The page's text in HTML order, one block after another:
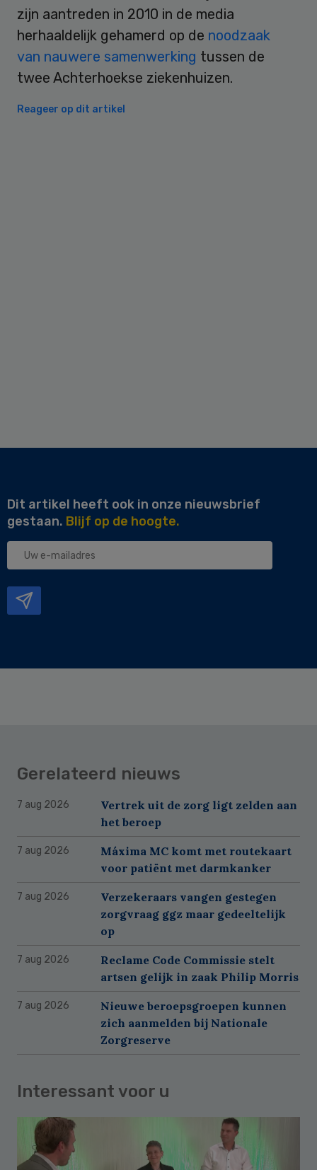
zijn aantreden in 2010 in de media
herhaaldelijk gehamerd op de noodzaak
van nauwere samenwerking tussen de
twee Achterhoekse ziekenhuizen.
Reageer op dit artikel
Dit artikel heeft ook in onze nieuwsbrief
gestaan. Blijf op de hoogte.
Uw
Gerelateerd nieuws
7 aug 2026
Vertrek uit de zorg ligt zelden aan
het beroep
7 aug 2026
Máxima MC komt met routekaart
voor patiënt met darmkanker
7 aug 2026
Verzekeraars vangen gestegen
zorgvraag ggz maar gedeeltelijk
op
7 aug 2026
Reclame Code Commissie stelt
artsen gelijk in zaak Philip Morris
7 aug 2026
Nieuwe beroepsgroepen kunnen
zich aanmelden bij Nationale
Zorgreserve
Interessant voor u